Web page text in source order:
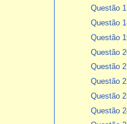
Questão
Questão
Questão
Questão
Questão
Questão
Questão
Questão